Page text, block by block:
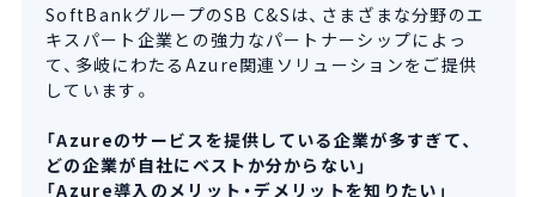
SoftBankグループのSB C&Sは、さまざまな分野のエ
キスパート企業との強力なパートナーシップによっ
て、多岐にわたるAzure関連ソリューションをご提供
しています。
「Azureのサービスを提供している企業が多すぎて、
どの企業が自社にベストか分からない」
「Azure導入のメリット・デメリットを知りたい」